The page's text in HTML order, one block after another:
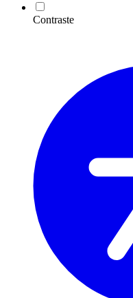
Contraste